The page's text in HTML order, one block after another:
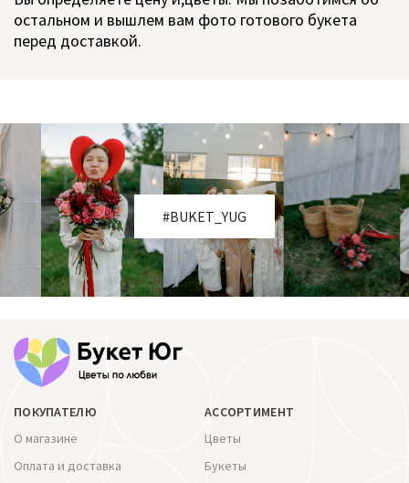
остальном и вышлем вам фото готового букета
перед доставкой.
#BUKET_YUG
ПОКУПАТЕЛЮ
О магазине
Оплата и доставка
АССОРТИМЕНТ
Цветы
Букеты